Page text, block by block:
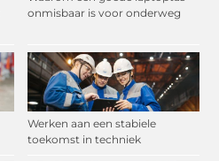
onmisbaar is voor onderweg
Werken aan een stabiele
toekomst in techniek